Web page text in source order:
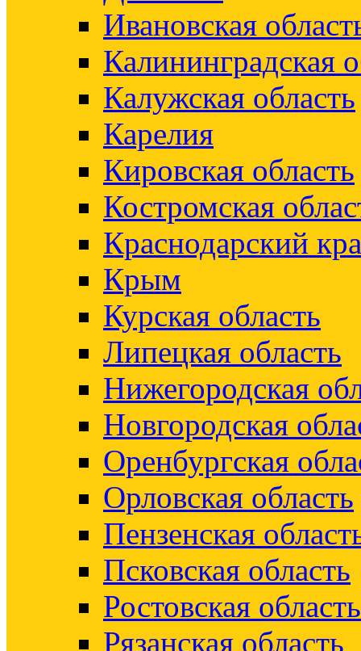
Ивановская
Калининградская
Калужская область
Карелия
Кировская область
Костромская
Краснодарский
Крым
Курская область
Липецкая область
Нижегородская
Новгородская
Оренбургская
Орловская область
Пензенская
Псковская область
Ростовская область
Рязанская область